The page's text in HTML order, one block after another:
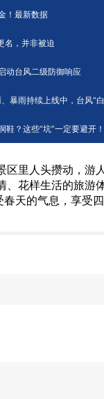
！最新数据
名，并非被迫
动台风二级防御响应
暴雨持续上线中，台风“
鞋？这些“坑”一定要避开！
区里人头攒动，
、花样生活的旅
天的气息，享受四